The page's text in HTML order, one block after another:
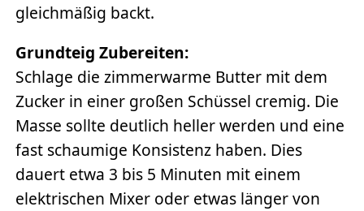
gleichmäßig backt.
Grundteig Zubereiten:
Schlage die zimmerwarme Butter mit dem
Zucker in einer großen Schüssel cremig. Die
Masse sollte deutlich heller werden und eine
fast schaumige Konsistenz haben. Dies
dauert etwa 3 bis 5 Minuten mit einem
elektrischen Mixer oder etwas länger von